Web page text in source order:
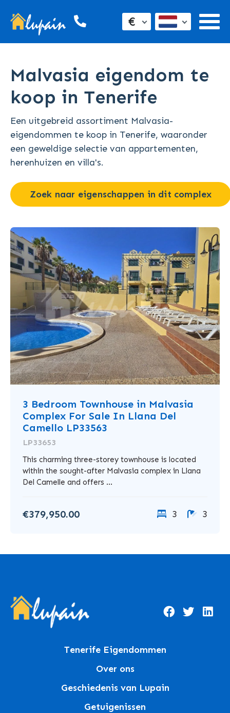
€
Malvasia eigendom te
koop in Tenerife
Een uitgebreid assortiment Malvasia-
eigendommen te koop in Tenerife, waaronder
een geweldige selectie van appartementen,
herenhuizen en villa's.
Zoek naar eigenschappen in dit complex
3 Bedroom Townhouse in Malvasia
Complex For Sale In Llana Del
Camello LP33563
LP33653
This charming three-storey townhouse is located
within the sought-after Malvasia complex in Llana
Del Camelle and offers ...
€379,950.00 3 3
Tenerife Eigendommen
Over ons
Geschiedenis van Lupain
Getuigenissen